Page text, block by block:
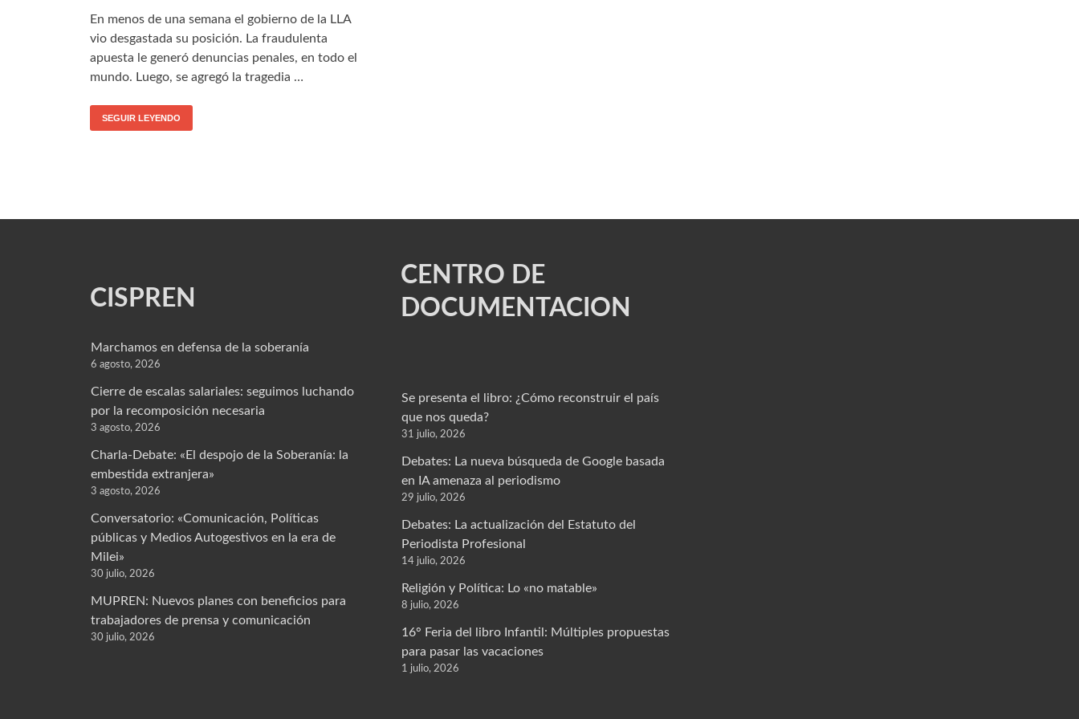
En menos de una semana el gobierno de la LLA
vio desgastada su posición. La fraudulenta
apuesta le generó denuncias penales, en todo el
mundo. Luego, se agregó la tragedia …
SEGUIR LEYENDO
CISPREN
Marchamos en defensa de la soberanía
6 agosto, 2026
Cierre de escalas salariales: seguimos luchando
por la recomposición necesaria
3 agosto, 2026
Charla-Debate: «El despojo de la Soberanía: la
embestida extranjera»
3 agosto, 2026
Conversatorio: «Comunicación, Políticas
públicas y Medios Autogestivos en la era de
Milei»
30 julio, 2026
MUPREN: Nuevos planes con beneficios para
trabajadores de prensa y comunicación
30 julio, 2026
CENTRO DE
DOCUMENTACION
Se presenta el libro: ¿Cómo reconstruir el país
que nos queda?
31 julio, 2026
Debates: La nueva búsqueda de Google basada
en IA amenaza al periodismo
29 julio, 2026
Debates: La actualización del Estatuto del
Periodista Profesional
14 julio, 2026
Religión y Política: Lo «no matable»
8 julio, 2026
16° Feria del libro Infantil: Múltiples propuestas
para pasar las vacaciones
1 julio, 2026